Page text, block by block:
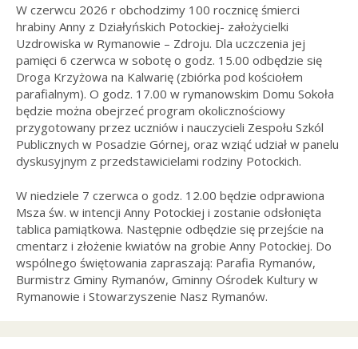
W czerwcu 2026 r obchodzimy 100 rocznicę śmierci
hrabiny Anny z Działyńskich Potockiej- założycielki
Uzdrowiska w Rymanowie – Zdroju. Dla uczczenia jej
pamięci 6 czerwca w sobotę o godz. 15.00 odbędzie się
Droga Krzyżowa na Kalwarię (zbiórka pod kościołem
parafialnym). O godz. 17.00 w rymanowskim Domu Sokoła
będzie można obejrzeć program okolicznościowy
przygotowany przez uczniów i nauczycieli Zespołu Szkól
Publicznych w Posadzie Górnej, oraz wziąć udział w panelu
dyskusyjnym z przedstawicielami rodziny Potockich.
W niedziele 7 czerwca o godz. 12.00 będzie odprawiona
Msza św. w intencji Anny Potockiej i zostanie odsłonięta
tablica pamiątkowa. Następnie odbędzie się przejście na
cmentarz i złożenie kwiatów na grobie Anny Potockiej. Do
wspólnego świętowania zapraszają: Parafia Rymanów,
Burmistrz Gminy Rymanów, Gminny Ośrodek Kultury w
Rymanowie i Stowarzyszenie Nasz Rymanów.